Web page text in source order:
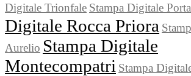
Digitale Trionfale Stampa Digitale
Digitale Rocca Priora
Aurelio Stampa Digitale
Montecompatri Stampa